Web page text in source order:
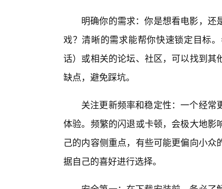
明确你的需求：你是想看电影，
戏？清晰的需求能帮你快速锁定目标
话）或相关的论坛、社区，可以找到
缺点，避免踩坑。
关注更新频率和稳定性：一个经
体验。频繁的闪退或卡顿，会极大地
己的内容侧重点，有些可能更偏向小
据自己的喜好进行选择。